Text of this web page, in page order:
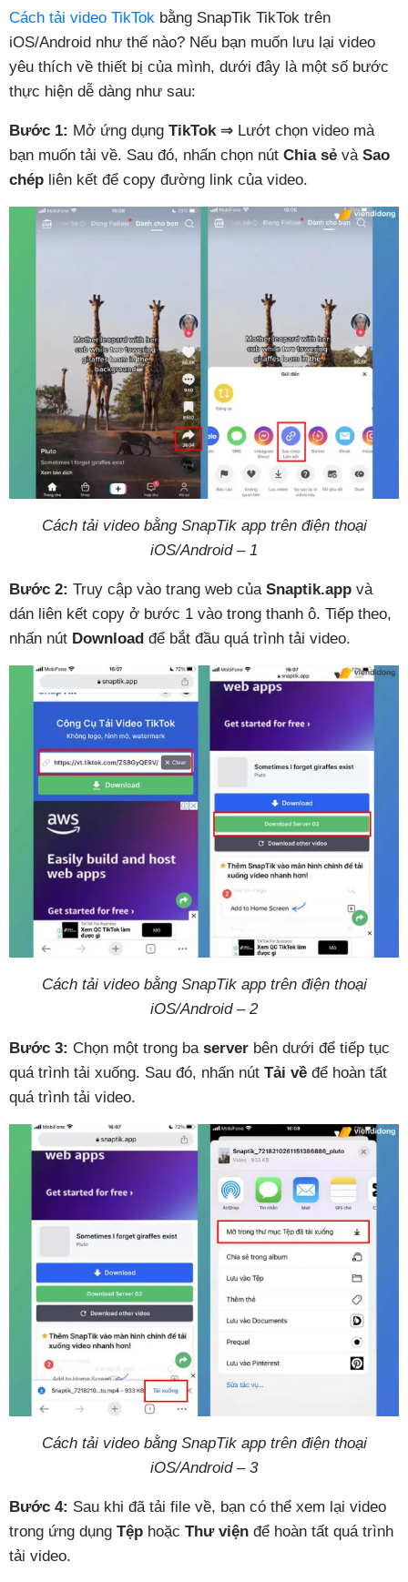
Cách tải video TikTok bằng SnapTik TikTok trên
iOS/Android như thế nào? Nếu bạn muốn lưu lại video
yêu thích về thiết bị của mình, dưới đây là một số bước
thực hiện dễ dàng như sau:
Bước 1: Mở ứng dụng TikTok ⇒ Lướt chọn video mà
bạn muốn tải về. Sau đó, nhấn chọn nút Chia sẻ vàSao
chép liên kết để copy đường link của video.
Cách tải video bằng SnapTik app trên điện thoại
iOS/Android – 1
Bước 2: Truy cập vào trang web của Snaptik.app và
dán liên kết copy ở bước 1 vào trong thanh ô. Tiếp theo,
nhấn nút Download để bắt đầu quá trình tải video.
Cách tải video bằng SnapTik app trên điện thoại
iOS/Android – 2
Bước 3: Chọn một trong ba server bên dưới để tiếp tục
quá trình tải xuống. Sau đó, nhấn nút Tải về để hoàn tất
quá trình tải video.
Cách tải video bằng SnapTik app trên điện thoại
iOS/Android – 3
Bước 4: Sau khi đã tải file về, bạn có thể xem lại video
trong ứng dụng Tệp hoặc Thư viện để hoàn tất quá trình
tải video.